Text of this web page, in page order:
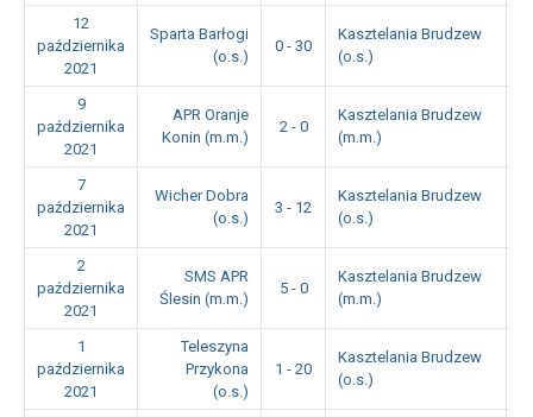
12
października
2021
Sparta Barłogi
(o.s.)
0 - 30
Kasztelania Brudzew
(o.s.)
9
października
2021
APR Oranje
Konin (m.m.)
2 - 0
Kasztelania Brudzew
(m.m.)
7
października
2021
Wicher Dobra
(o.s.)
3 - 12
Kasztelania Brudzew
(o.s.)
2
października
2021
SMS APR
Ślesin (m.m.)
5 - 0
Kasztelania Brudzew
(m.m.)
1
października
2021
Teleszyna
Przykona
(o.s.)
1 - 20
Kasztelania Brudzew
(o.s.)